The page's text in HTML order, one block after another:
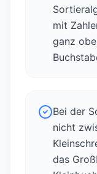
mit
ganz
Bei der
nicht
das